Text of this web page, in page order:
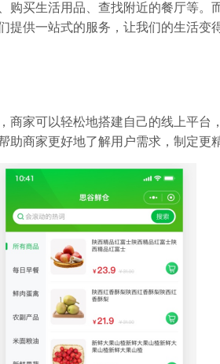
买生活用品、查找附近的餐厅等。
提供一站式的服务，让我们的生活变
商家可以轻松地搭建自己的线上平台
商家更好地了解用户需求，制定更